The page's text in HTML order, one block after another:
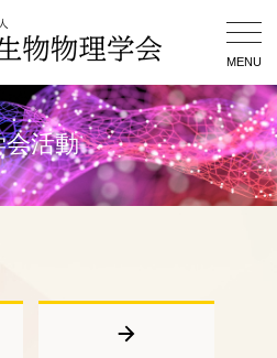
MENU
会活動